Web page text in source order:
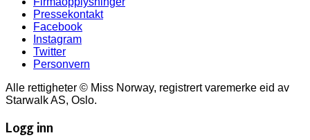
Pressekontakt
Facebook
Instagram
Twitter
Personvern
Alle rettigheter © Miss Norway, registrert varemerke eid av
Starwalk AS, Oslo.
Logg inn